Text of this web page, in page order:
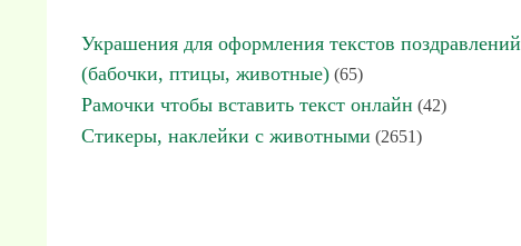
Украшения для оформления текстов поздравлений
(бабочки, птицы, животные) (65)
Рамочки чтобы вставить текст онлайн (42)
Стикеры, наклейки с животными (2651)